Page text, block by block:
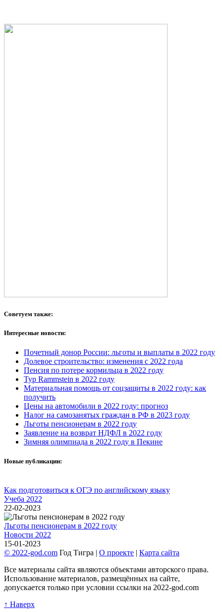
Советуем также:
Интересные новости:
Почетный донор России: льготы и выплаты в 2022 году
Долевое строительство: изменения с 2022 года
Пенсия по потере кормильца в 2022 году
Тур Rammstein в 2022 году
Материальная помощь от соцзащиты в 2022 году: как
получить
Цены на автомобили в 2022 году: прогноз
Налог на самозанятых граждан в РФ в 2023 году
Льготы пенсионерам в 2022 году
Заявление на возврат НДФЛ в 2022 году
Зимняя олимпиада в 2022 году в Пекине
Новые публикации:
Как подготовиться к ОГЭ по английскому языку
Учеба 2022
22-02-2023
Льготы пенсионерам в 2022 году
Новости 2022
15-01-2023
© 2022-god.com Год Тигра | О проекте | Карта сайта
Все материалы сайта являются объектами авторского права.
Использование материалов, размещённых на сайте,
допускается только при условии ссылки на 2022-god.com
↑ Наверх